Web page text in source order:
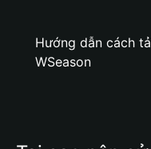
Hướng dẫn cách
WSeason